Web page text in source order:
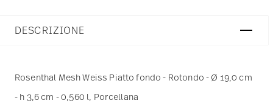
DESCRIZIONE
Rosenthal Mesh Weiss Piatto fondo - Rotondo - Ø 19,0 cm
- h 3,6 cm - 0,560 l, Porcellana